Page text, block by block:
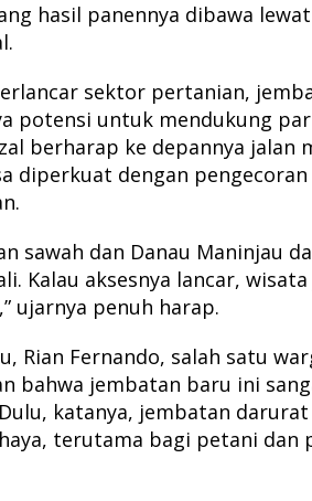
hasil panennya dibawa
sektor pertanian,
potensi untuk mendukung
berharap ke depannya jalan
diperkuat dengan pengecoran
sawah dan Danau Maninjau
Kalau aksesnya lancar,
ujarnya penuh harap.
Rian Fernando, salah satu
bahwa jembatan baru ini
katanya, jembatan
terutama bagi petani dan